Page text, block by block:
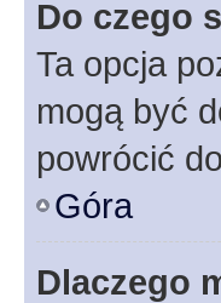
Do czego
Ta opcja
mogą być
powrócić
Góra
Dlaczego